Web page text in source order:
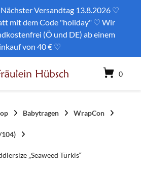
Versandtag 13.8.2026 ♡
mit dem Code "holiday" ♡ Wir
(Ö und DE) ab einem
von 40 € ♡
0
Babytragen WrapCon
104)
„Seaweed Türkis“